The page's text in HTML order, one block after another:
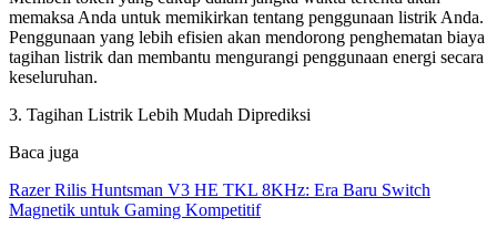
memaksa Anda untuk memikirkan tentang penggunaan listrik Anda.
Penggunaan yang lebih efisien akan mendorong penghematan biaya
tagihan listrik dan membantu mengurangi penggunaan energi secara
keseluruhan.
3. Tagihan Listrik Lebih Mudah Diprediksi
Baca juga
Razer Rilis Huntsman V3 HE TKL 8KHz: Era Baru Switch
Magnetik untuk Gaming Kompetitif